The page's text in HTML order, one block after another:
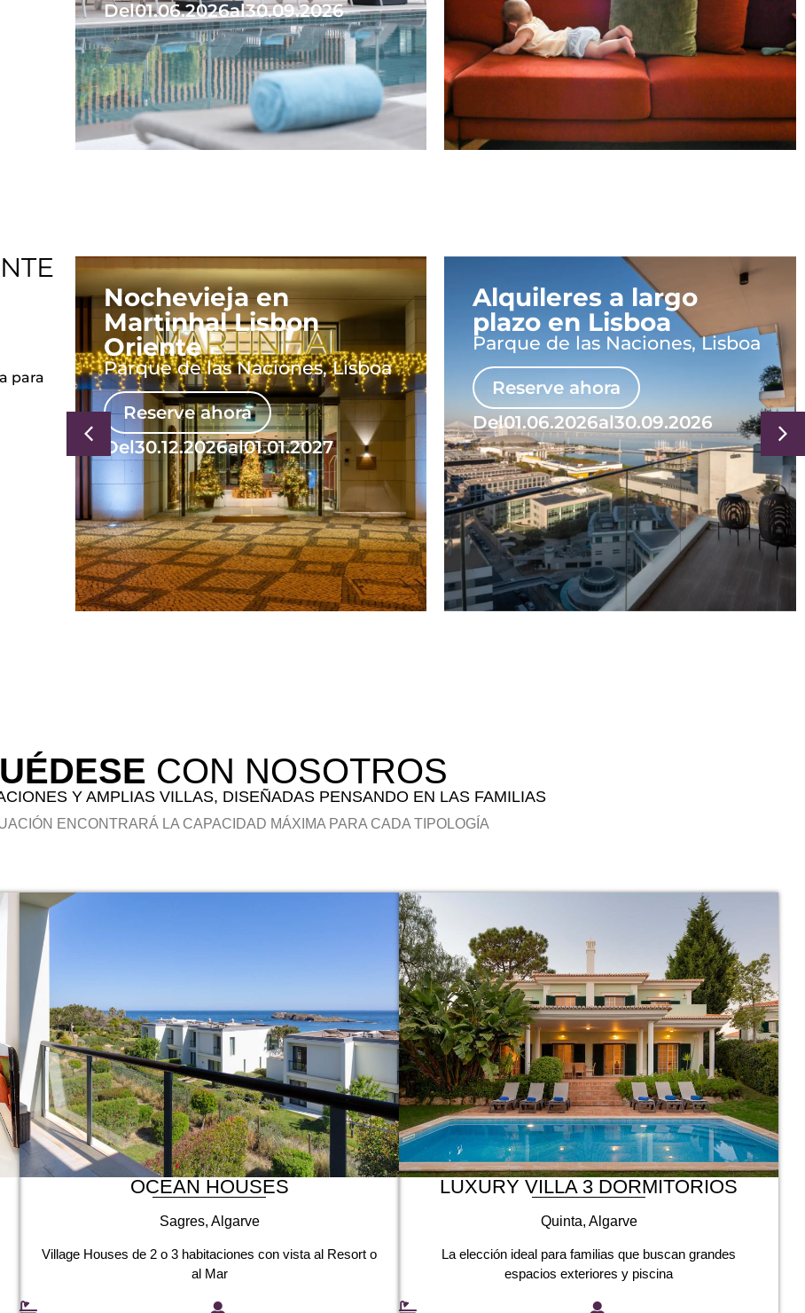
Del01.06.2026al30.09.2026
para
Nochevieja en
Martinhal Lisbon
Oriente
Parque de las Naciones, Lisboa
Reserve ahora
Del30.12.2026al01.01.2027
Alquileres a largo
plazo en Lisboa
Parque de las Naciones, Lisboa
Reserve ahora
Del01.06.2026al30.09.2026
CON NOSOTROS
Y AMPLIAS VILLAS, DISEÑADAS PENSANDO EN LAS FAMILIAS
ENCONTRARÁ LA CAPACIDAD MÁXIMA PARA CADA TIPOLOGÍA
OCEAN HOUSES
Sagres, Algarve
Village Houses de 2 o 3 habitaciones con vista al Resort o
al Mar
LUXURY VILLA 3 DORMITORIOS
Quinta, Algarve
La elección ideal para familias que buscan grandes
espacios exteriores y piscina